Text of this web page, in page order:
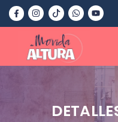
Saltar
contenido